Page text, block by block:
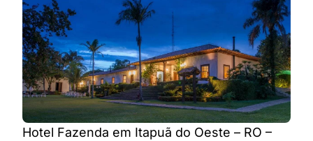
Hotel Fazenda em Itapuã do Oeste – RO –